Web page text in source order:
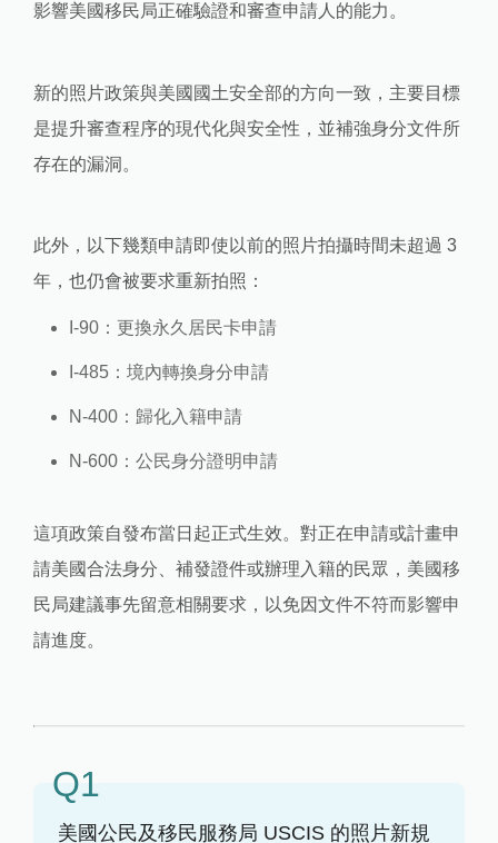
影響美國移民局正確驗證和審查申請人的能力。
新的照片政策與美國國土安全部的方向一致，主要目標
是提升審查程序的現代化與安全性，並補強身分文件所
存在的漏洞。
此外，以下幾類申請即使以前的照片拍攝時間未超過 3
年，也仍會被要求重新拍照：
I-90：更換永久居民卡申請
I-485：境內轉換身分申請
N-400：歸化入籍申請
N-600：公民身分證明申請
這項政策自發布當日起正式生效。對正在申請或計畫申
請美國合法身分、補發證件或辦理入籍的民眾，美國移
民局建議事先留意相關要求，以免因文件不符而影響申
請進度。
Q1
美國公民及移民服務局 USCIS 的照片新規